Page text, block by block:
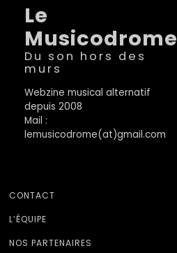
Le
Musicodrome
Du son hors des
murs
Webzine musical alternatif
depuis 2008
Mail :
lemusicodrome(at)gmail.com
CONTACT
L’ÉQUIPE
NOS PARTENAIRES